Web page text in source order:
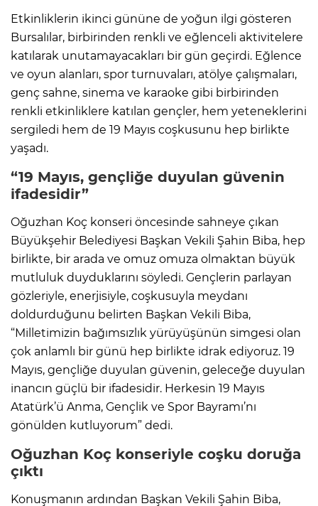
Etkinliklerin ikinci gününe de yoğun ilgi gösteren
Bursalılar, birbirinden renkli ve eğlenceli aktivitelere
katılarak unutamayacakları bir gün geçirdi. Eğlence
ve oyun alanları, spor turnuvaları, atölye çalışmaları,
genç sahne, sinema ve karaoke gibi birbirinden
renkli etkinliklere katılan gençler, hem yeteneklerini
sergiledi hem de 19 Mayıs coşkusunu hep birlikte
yaşadı.
“19 Mayıs, gençliğe duyulan güvenin
ifadesidir”
Oğuzhan Koç konseri öncesinde sahneye çıkan
Büyükşehir Belediyesi Başkan Vekili Şahin Biba, hep
birlikte, bir arada ve omuz omuza olmaktan büyük
mutluluk duyduklarını söyledi. Gençlerin parlayan
gözleriyle, enerjisiyle, coşkusuyla meydanı
doldurduğunu belirten Başkan Vekili Biba,
“Milletimizin bağımsızlık yürüyüşünün simgesi olan
çok anlamlı bir günü hep birlikte idrak ediyoruz. 19
Mayıs, gençliğe duyulan güvenin, geleceğe duyulan
inancın güçlü bir ifadesidir. Herkesin 19 Mayıs
Atatürk’ü Anma, Gençlik ve Spor Bayramı’nı
gönülden kutluyorum” dedi.
Oğuzhan Koç konseriyle coşku doruğa
çıktı
Konuşmanın ardından Başkan Vekili Şahin Biba,